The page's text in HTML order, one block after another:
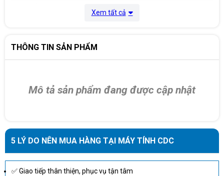
Xem tất cả
THÔNG TIN SẢN PHẨM
Mô tả sản phẩm đang được cập nhật
5 LÝ DO NÊN MUA HÀNG TẠI MÁY TÍNH CDC
✅ Giao tiếp thân thiện, phục vụ tận tâm